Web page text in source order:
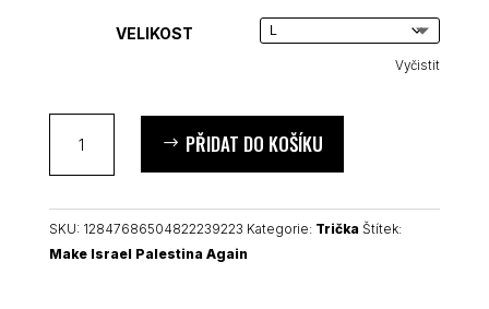
VELIKOST
Vyčistit
Israel
Palestina
unisex
tričko
PŘIDAT DO KOŠÍKU
SKU: 12847686504822239223 Kategorie: Trička Štítek:
Make Israel Palestina Again